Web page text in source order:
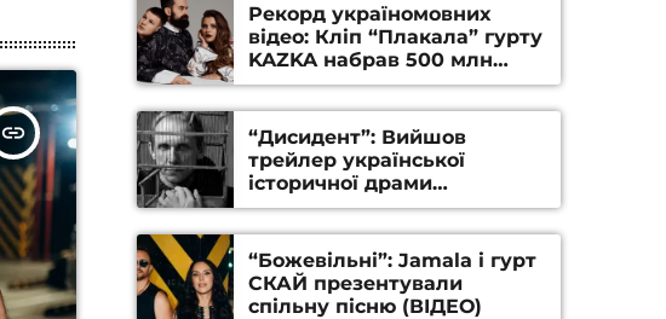
insert_link
Рекорд україномовних
відео: Кліп “Плакала” гурту
KAZKA набрав 500 млн
переглядів на YouTube
“Дисидент”: Вийшов
трейлер української
історичної драми
Станіслава Гуренка та
Андрія Алфьорова (ВІДЕО)
“Божевільні”: Jamala і гурт
СКАЙ презентували
спільну пісню (ВІДЕО)